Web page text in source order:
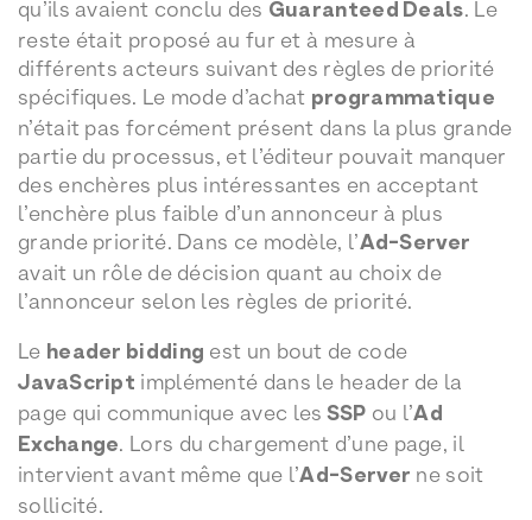
qu’ils avaient conclu des Guaranteed Deals. Le
reste était proposé au fur et à mesure à
différents acteurs suivant des règles de priorité
spécifiques. Le mode d’achat programmatique
n’était pas forcément présent dans la plus grande
partie du processus, et l’éditeur pouvait manquer
des enchères plus intéressantes en acceptant
l’enchère plus faible d’un annonceur à plus
grande priorité. Dans ce modèle, l’Ad-Server
avait un rôle de décision quant au choix de
l’annonceur selon les règles de priorité.
Le header bidding est un bout de code
JavaScript implémenté dans le header de la
page qui communique avec les SSP ou l’Ad
Exchange. Lors du chargement d’une page, il
intervient avant même que l’Ad-Server ne soit
sollicité.